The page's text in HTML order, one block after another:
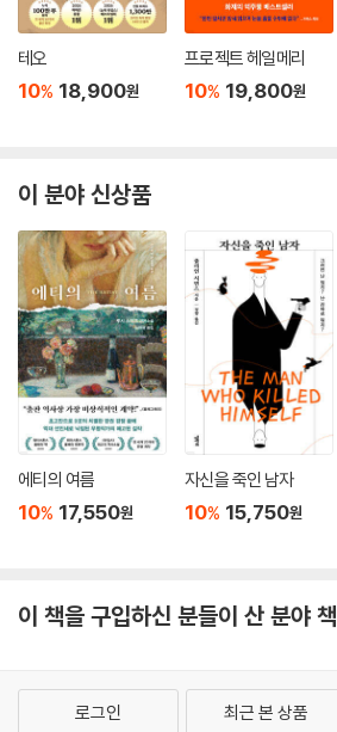
테오
10% 18,900원
프로젝트 헤일메리
10% 19,800원
이 분야 신상품
에티의 여름
10% 17,550원
자신을 죽인 남자
10% 15,750원
이 책을 구입하신 분들이 산 분야 책
로그인 최근 본 상품